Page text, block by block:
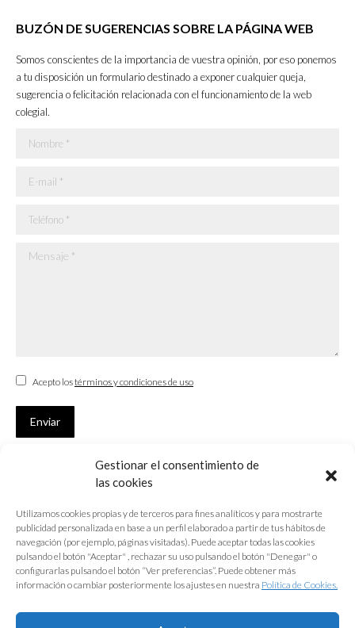
Gestionar el consentimiento de
las cookies
Utilizamos cookies propias y de terceros para fines analíticos y para mostrarte
publicidad personalizada en base a un perfil elaborado a partir de tus hábitos de
navegación (por ejemplo, páginas visitadas). Puede aceptar todas las cookies
pulsando el botón "Aceptar" , rechazar su uso pulsando el botón "Denegar" o
configurarlas pulsando el botón “Ver preferencias”. Puede obtener más
información o cambiar posteriormente los ajustes en nuestra Política de Cookies.
opens
new
window
opens
new
window
opens
new
window
opens
in
new
window
BUZÓN DE SUGERENCIAS SOBRE LA PÁGINA WEB
Somos conscientes de la importancia de vuestra opinión, por eso ponemos
a tu disposición un formulario destinado a exponer cualquier queja,
sugerencia o felicitación relacionada con el funcionamiento de la web
colegial.
Nombre *
E-mail *
Teléfono *
Mensaje *
Acepto lostérminos y condiciones de uso
Enviar
que desarrolla el Colegio de Arquitectos de Cádiz
Nombre *
E-mail *